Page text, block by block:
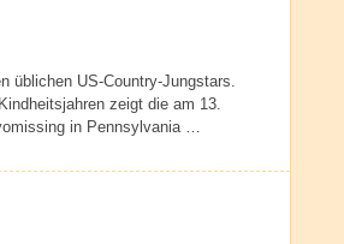
üblichen US-Country-Jungstars.
zeigt die am 13.
in Pennsylvania …